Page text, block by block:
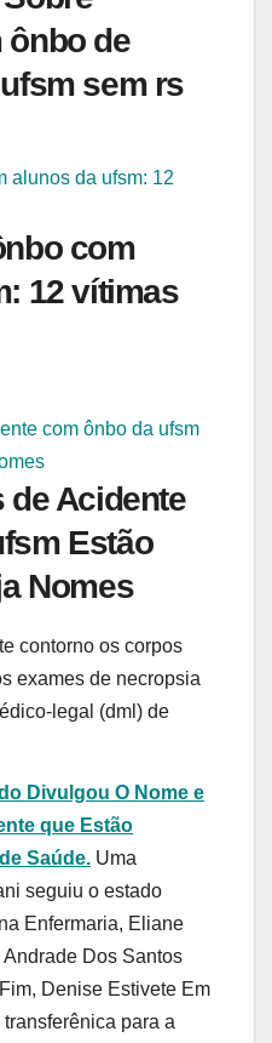
ônbo de
sem rs
com
12 vítimas
de Acidente
Estão
Nomes
contorno os corpos
exames de necropsia
legal (dml) de
Divulgou O Nome e
que Estão
Saúde. Uma
seguiu o estado
Enfermaria, Eliane
Dos Santos
Denise Estivete Em
para a